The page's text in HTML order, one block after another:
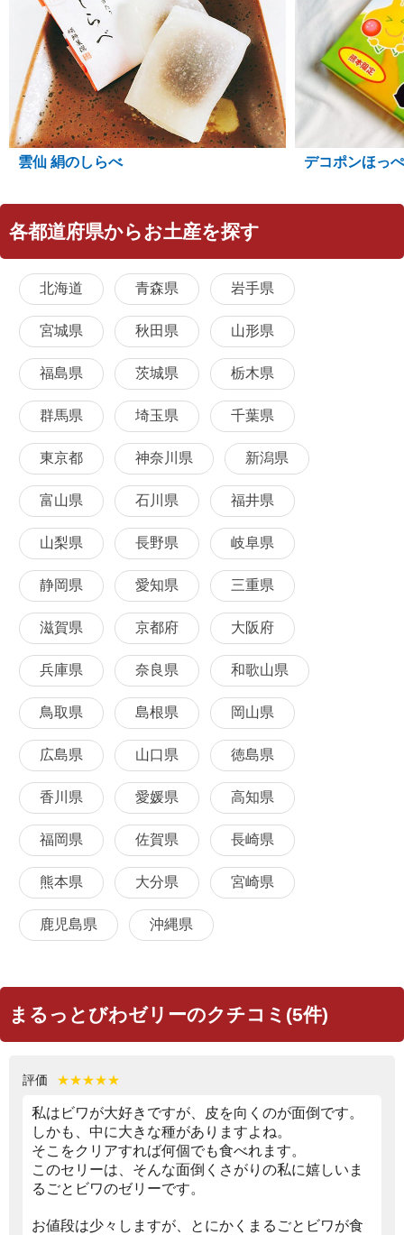
雲仙 絹のしらべ デコポンほっぺ
各都道府県からお土産を探す
北海道 青森県 岩手県
宮城県 秋田県 山形県
福島県 茨城県 栃木県
群馬県 埼玉県 千葉県
東京都 神奈川県 新潟県
富山県 石川県 福井県
山梨県 長野県 岐阜県
静岡県 愛知県 三重県
滋賀県 京都府 大阪府
兵庫県 奈良県 和歌山県
鳥取県 島根県 岡山県
広島県 山口県 徳島県
香川県 愛媛県 高知県
福岡県 佐賀県 長崎県
熊本県 大分県 宮崎県
鹿児島県 沖縄県
まるっとびわゼリーのクチコミ(5件)
評価 ★★★★★
私はビワが大好きですが、皮を向くのが面倒です。
しかも、中に大きな種がありますよね。
そこをクリアすれば何個でも食べれます。
このセリーは、そんな面倒くさがりの私に嬉しいま
るごとビワのゼリーです。
お値段は少々しますが、とにかくまるごとビワが食